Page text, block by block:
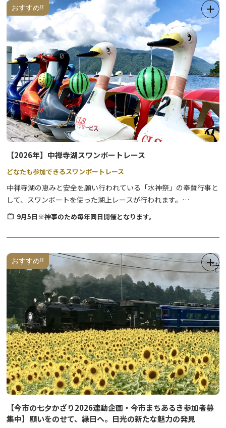
おすすめ!!
【2026年】中禅寺湖スワンボートレース
どなたも参加できるスワンボートレース
中禅寺湖の恵みと安全を願い行われている「水神祭」の奉賛行事と
して、スワンボートを使った湖上レースが行われます。
スワンたちが中禅寺湖をカラフルに彩ります。
当日は先着順での受付となりますので、参加をご希望の方はどうぞ
※順位やスピードを競うものではございませんので、お気軽にお楽
しみください。
※悪天候により中止される場合もあります。ご承知おき下さい。
9月5日※神事のため毎年同日開催となります。
おすすめ!!
【今市の七夕かざり2026連動企画・今市まちあるき参加者募
集中】願いをのせて、縁日へ。日光の新たな魅力の発見